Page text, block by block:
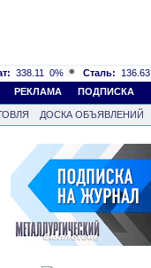
338.11 0% Сталь: 136.63
РЕКЛАМА ПОДПИСКА
ДОСКА ОБЪЯВЛЕНИЙ